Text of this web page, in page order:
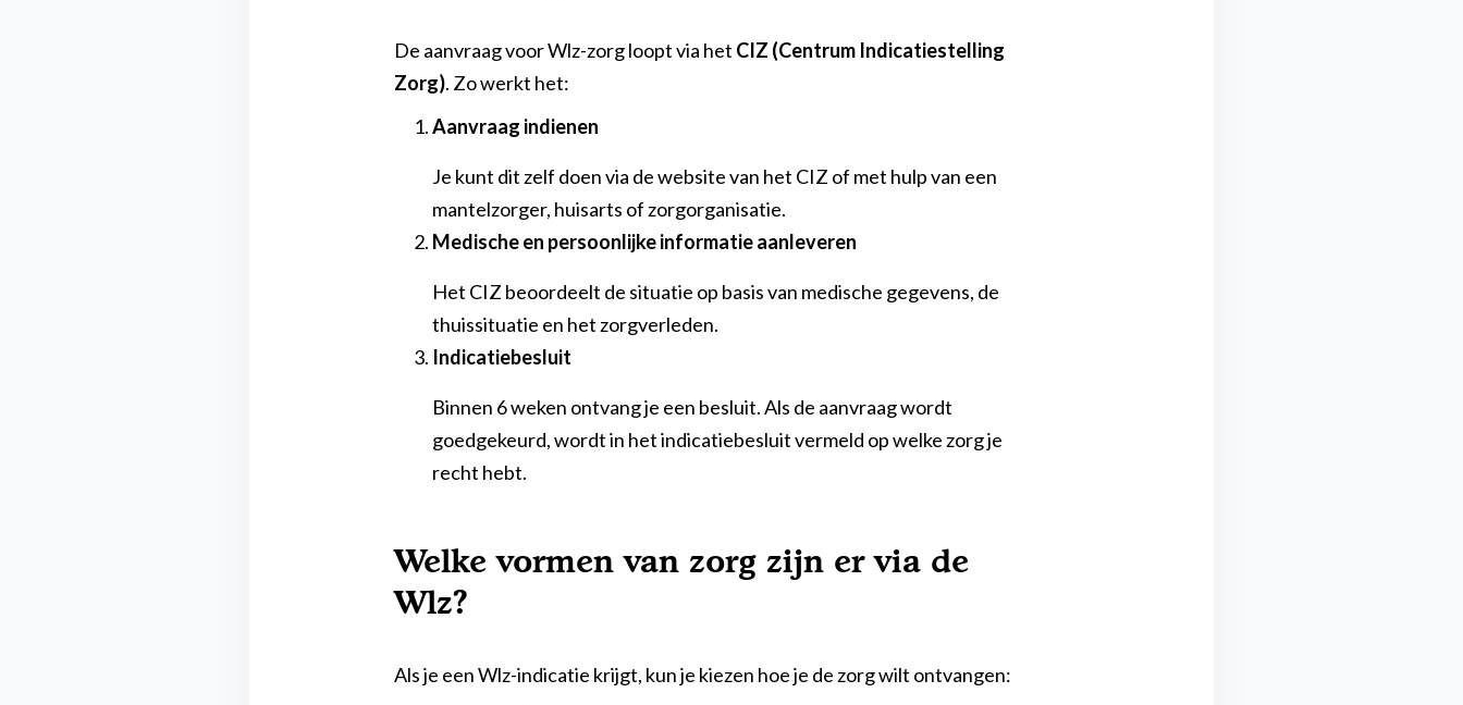
De aanvraag voor Wlz-zorg loopt via het CIZ (Centrum Indicatiestelling
Zorg). Zo werkt het:
Aanvraag indienen
Je kunt dit zelf doen via de website van het CIZ of met hulp van een
mantelzorger, huisarts of zorgorganisatie.
Medische en persoonlijke informatie aanleveren
Het CIZ beoordeelt de situatie op basis van medische gegevens, de
thuissituatie en het zorgverleden.
Indicatiebesluit
Binnen 6 weken ontvang je een besluit. Als de aanvraag wordt
goedgekeurd, wordt in het indicatiebesluit vermeld op welke zorg je
recht hebt.
Welke vormen van zorg zijn er via de
Wlz?
Als je een Wlz-indicatie krijgt, kun je kiezen hoe je de zorg wilt ontvangen: